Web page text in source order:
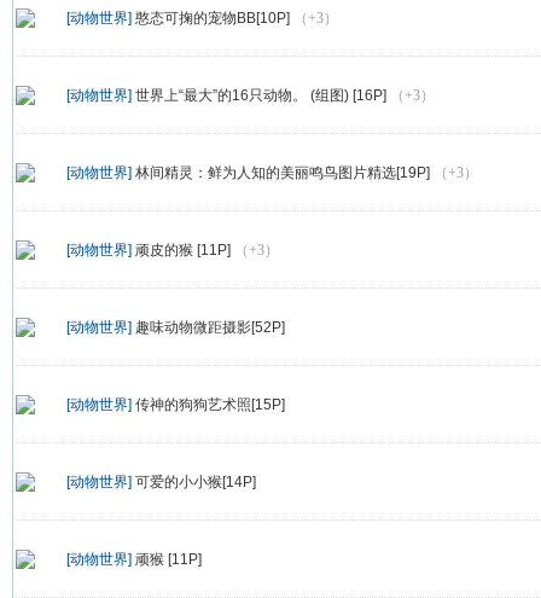
[动物世界] 憨态可掬的宠物BB[10P] （+3）
[动物世界] 世界上“最大”的16只动物。 (组图) [16P] （+3）
[动物世界] 林间精灵：鲜为人知的美丽鸣鸟图片精选[19P] （+3）
[动物世界] 顽皮的猴 [11P] （+3）
[动物世界] 趣味动物微距摄影[52P]
[动物世界] 传神的狗狗艺术照[15P]
[动物世界] 可爱的小小猴[14P]
[动物世界] 顽猴 [11P]